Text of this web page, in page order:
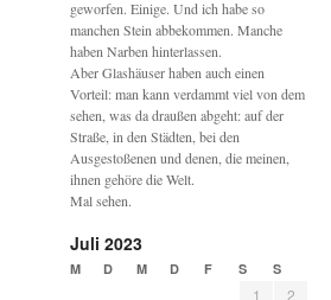
geworfen. Einige. Und ich habe so
manchen Stein abbekommen. Manche
haben Narben hinterlassen.
Aber Glashäuser haben auch einen
Vorteil: man kann verdammt viel von dem
sehen, was da draußen abgeht: auf der
Straße, in den Städten, bei den
Ausgestoßenen und denen, die meinen,
ihnen gehöre die Welt.
Mal sehen.
Juli 2023
M D M D F S S
1
2